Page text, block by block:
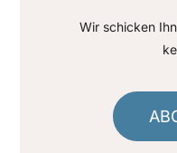
Wir schicken